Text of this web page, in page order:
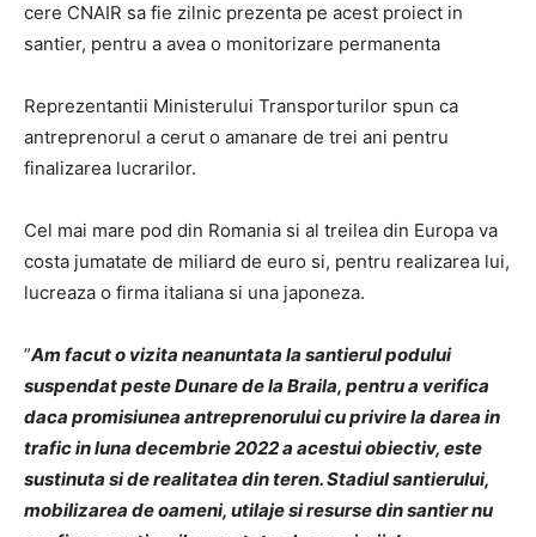
cere CNAIR sa fie zilnic prezenta pe acest proiect in
santier, pentru a avea o monitorizare permanenta
Reprezentantii Ministerului Transporturilor spun ca
antreprenorul a cerut o amanare de trei ani pentru
finalizarea lucrarilor.
Cel mai mare pod din Romania si al treilea din Europa va
costa jumatate de miliard de euro si, pentru realizarea lui,
lucreaza o firma italiana si una japoneza.
”Am facut o vizita neanuntata la santierul podului
suspendat peste Dunare de la Braila, pentru a verifica
daca promisiunea antreprenorului cu privire la darea in
trafic in luna decembrie 2022 a acestui obiectiv, este
sustinuta si de realitatea din teren. Stadiul santierului,
mobilizarea de oameni, utilaje si resurse din santier nu